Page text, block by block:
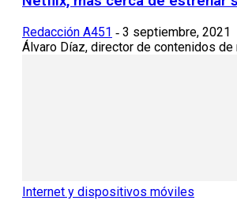
Redacción A451 - 3 septiembre, 2021
Álvaro Díaz, director de contenidos
Internet y dispositivos móviles